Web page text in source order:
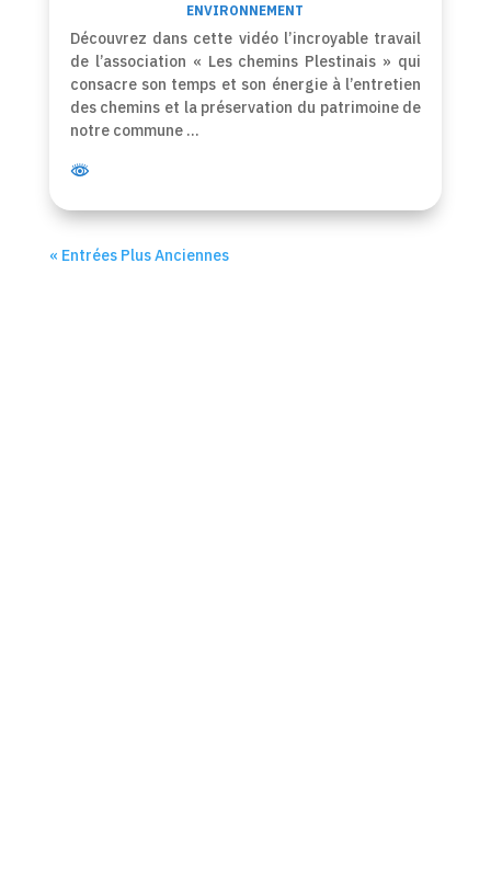
ENVIRONNEMENT
Découvrez dans cette vidéo l’incroyable travail
de l’association « Les chemins Plestinais » qui
consacre son temps et son énergie à l’entretien
des chemins et la préservation du patrimoine de
notre commune …
« Entrées Plus Anciennes